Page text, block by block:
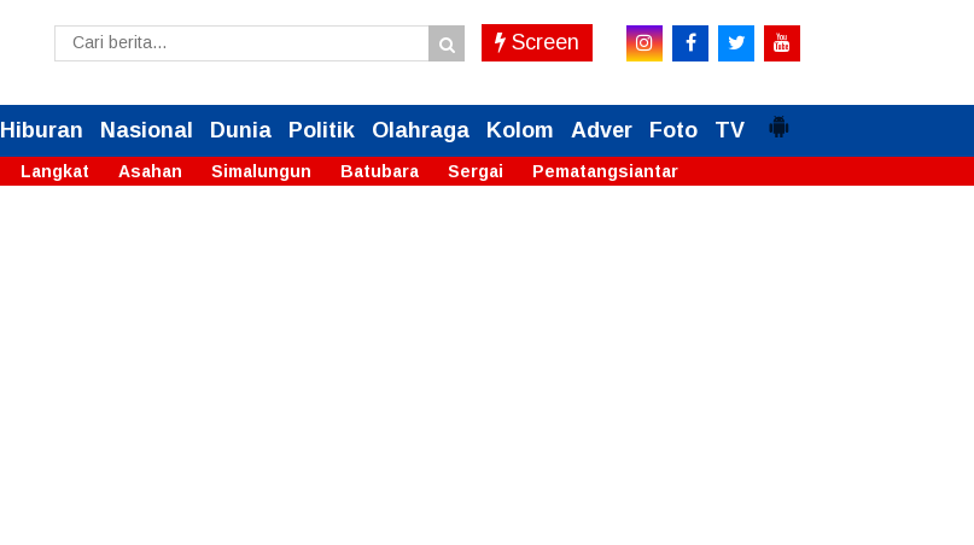
Screen
Hiburan Nasional Dunia Politik Olahraga Kolom Adver Foto TV
Langkat Asahan Simalungun Batubara Sergai Pematangsiantar